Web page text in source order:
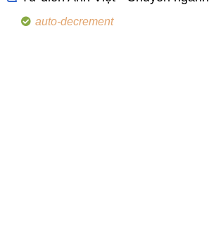
auto-decrement